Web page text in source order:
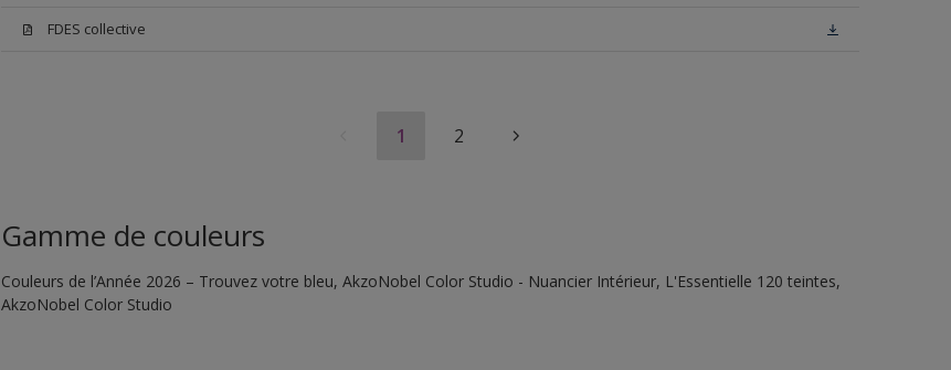
FDES collective
1 2
Gamme de couleurs
Couleurs de l’Année 2026 – Trouvez votre bleu, AkzoNobel Color Studio - Nuancier Intérieur, L'Essentielle 120 teintes,
AkzoNobel Color Studio